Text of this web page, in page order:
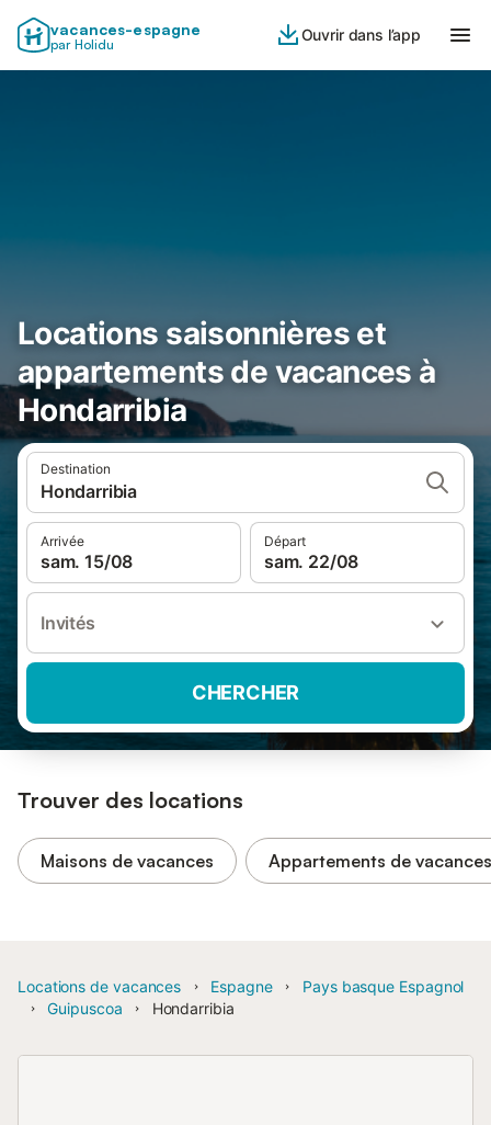
vacances-espagne
par Holidu
Ouvrir dans l’app
Locations saisonnières et
appartements de vacances à
Hondarribia
Destination
Hondarribia
Arrivée
sam. 15/08
Départ
sam. 22/08
Invités
CHERCHER
Trouver des locations
Maisons de vacances Appartements de vacances
Locations de vacances Espagne
Pays basque Espagnol
Guipuscoa
Hondarribia